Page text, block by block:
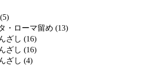
・ローマ留め (13)
ざし (16)
ざし (16)
ざし (4)